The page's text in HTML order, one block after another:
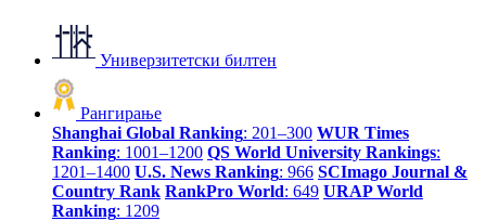
Универзитетски билтен
Рангирање
Shanghai Global Ranking: 201–300 WUR Times
Ranking: 1001–1200 QS World University Rankings:
1201–1400 U.S. News Ranking: 966 SCImago Journal &
Country Rank RankPro World: 649 URAP World
Ranking: 1209